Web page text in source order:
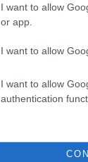
I want to allow
or app.
I want to allow
I want to allow
authentication